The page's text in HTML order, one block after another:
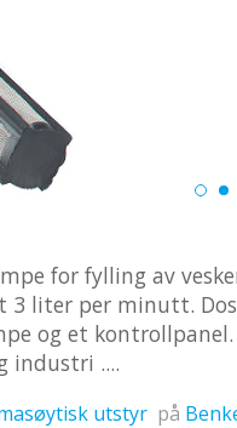
for fylling av
liter per minutt.
og et
industri ....
utstyr på